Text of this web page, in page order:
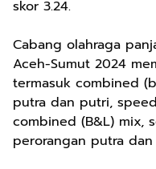
skor 3.24.
Cabang olahraga
Aceh-Sumut 2024
termasuk combined
putra dan putri,
combined (B&L) mix,
perorangan putra